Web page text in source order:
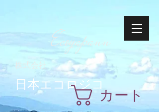
Ecoyapann
株式会社
日本エコロジコカート